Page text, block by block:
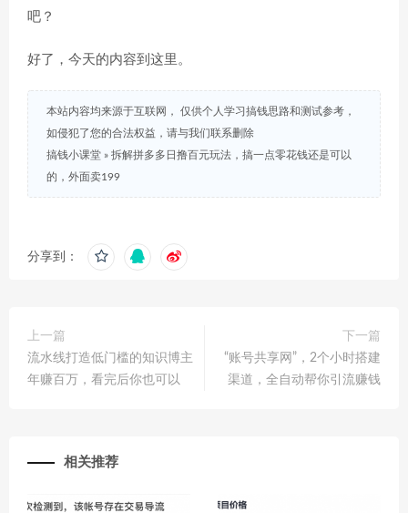
吧？
好了，今天的内容到这里。
本站内容均来源于互联网， 仅供个人学习搞钱思路和测试参考，
如侵犯了您的合法权益，请与我们联系删除
搞钱小课堂 » 拆解拼多多日撸百元玩法，搞一点零花钱还是可以
的，外面卖199
分享到：
上一篇
流水线打造低门槛的知识博主
年赚百万，看完后你也可以
下一篇
“账号共享网”，2个小时搭建
渠道，全自动帮你引流赚钱
相关推荐